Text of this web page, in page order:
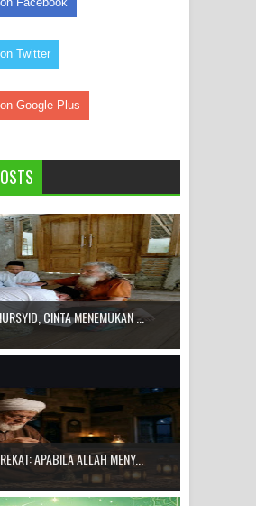
Twitter
Google Plus
CINTA MENEMUKAN ...
APABILA ALLAH MENY...